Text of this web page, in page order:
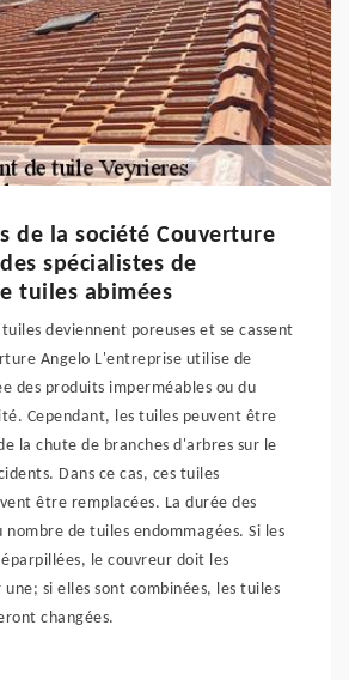
de la société Couverture
spécialistes de
tuiles abimées
deviennent poreuses et se cassent
Angelo L'entreprise utilise de
des produits imperméables ou du
Cependant, les tuiles peuvent être
la chute de branches d'arbres sur le
Dans ce cas, ces tuiles
être remplacées. La durée des
de tuiles endommagées. Si les
le couvreur doit les
si elles sont combinées, les tuiles
changées.